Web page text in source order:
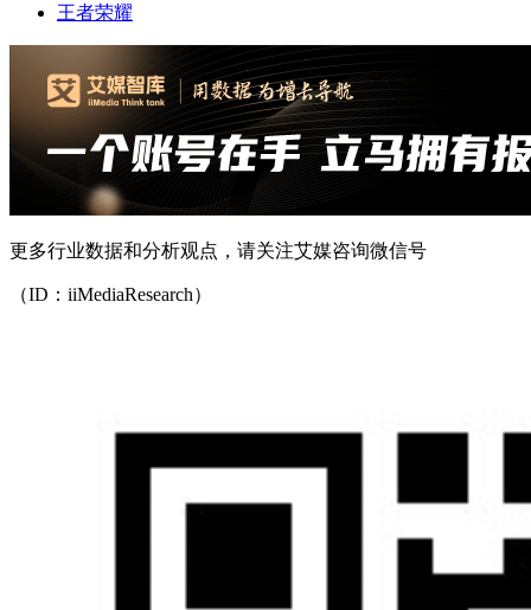
王者荣耀
更多行业数据和分析观点，请关注艾媒咨询微信号
（ID：iiMediaResearch）